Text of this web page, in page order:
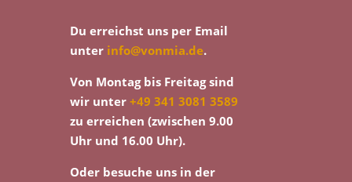
Du erreichst uns per Email
unter info@vonmia.de.
Von Montag bis Freitag sind
wir unter+49 341 3081 3589
zu erreichen (zwischen 9.00
Uhr und 16.00 Uhr).
Oder besuche uns in der